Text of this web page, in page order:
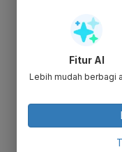
Fitur AI
Lebih mudah berbagi